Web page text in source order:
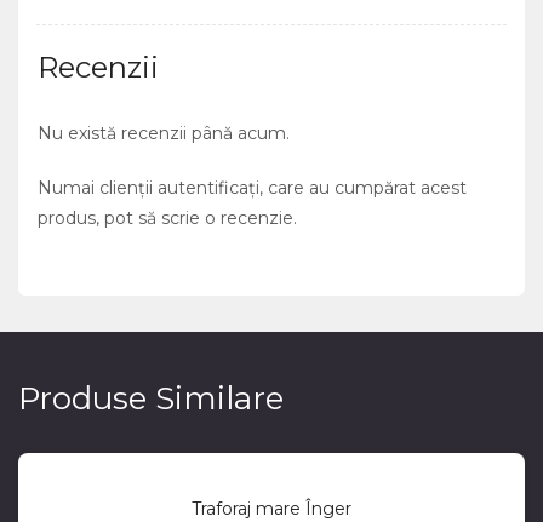
Recenzii
Nu există recenzii până acum.
Numai clienții autentificați, care au cumpărat acest
produs, pot să scrie o recenzie.
Produse Similare
Traforaj mare Înger